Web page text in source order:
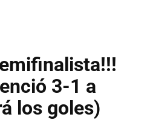
3-1 a
los goles)